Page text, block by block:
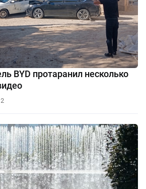
BYD протаранил несколько